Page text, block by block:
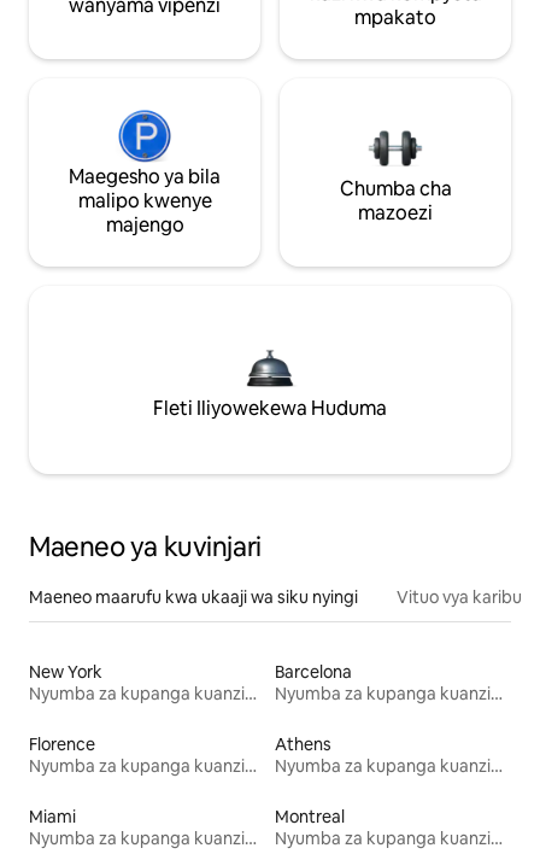
wanyama vipenzi
mpakato
Maegesho ya bila
malipo kwenye
majengo
Chumba cha
mazoezi
Fleti Iliyowekewa Huduma
Maeneo ya kuvinjari
Maeneo maarufu kwa ukaaji wa siku nyingi Vituo vya karibu
New York
Nyumba za kupanga kuanzia mwezi mmoja
Barcelona
Nyumba za kupanga kuanzia mwezi mmoja
Florence
Nyumba za kupanga kuanzia mwezi mmoja
Athens
Nyumba za kupanga kuanzia mwezi mmoja
Miami
Nyumba za kupanga kuanzia mwezi mmoja
Montreal
Nyumba za kupanga kuanzia mwezi mmoja